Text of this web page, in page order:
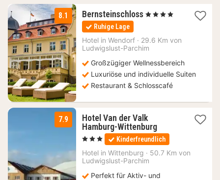
8.1 Bernsteinschloss 1
119
€
, 4 Sterne
Ruhige Lage
Hotel in Wendorf · 29.6 Km von
Ludwigslust-Parchim
Großzügiger Wellnessbereich
Luxuriöse und individuelle Suiten
Restaurant & Schlosscafé
7.9
Hotel Van der Valk
Hamburg-Wittenburg1
Nacht
ab
144,50
, 3 Sterne Kinderfreundlich
Hotel in Wittenburg · 50.7 Km von
Ludwigslust-Parchim
Perfekt für Aktiv- und